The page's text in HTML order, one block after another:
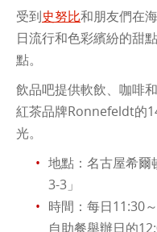
受到史努比和朋友們在
日流行和色彩繽紛的甜
點。
飲品吧提供軟飲、咖啡
紅茶品牌Ronnefeldt的
光。
地點：名古屋希爾
3-3」
時間：每日11:30
自助餐舉辦日的